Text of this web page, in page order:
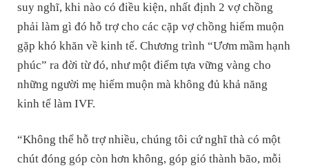
suy nghĩ, khi nào có điều kiện, nhất định 2 vợ chồng
phải làm gì đó hỗ trợ cho các cặp vợ chồng hiếm muộn
gặp khó khăn về kinh tế. Chương trình “Ươm mầm hạnh
phúc” ra đời từ đó, như một điểm tựa vững vàng cho
những người mẹ hiếm muộn mà không đủ khả năng
kinh tế làm IVF.
“Không thể hỗ trợ nhiều, chúng tôi cứ nghĩ thà có một
chút đóng góp còn hơn không, góp gió thành bão, mỗi